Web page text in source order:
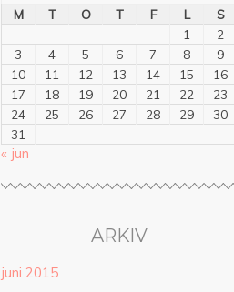
M
T O T F L
S
1
2
3
4 5 6 7 8
9
10
11 12 13 14 15
16
17
18 19 20 21 22
23
24
25 26 27 28 29
30
31
« jun
ARKIV
juni 2015